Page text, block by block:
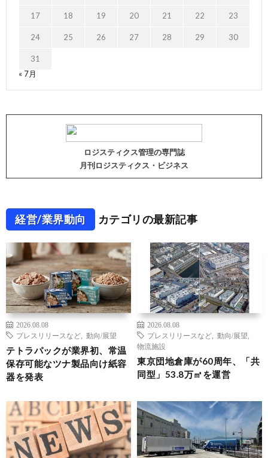
17 18 19 20 21 22 23
24 25 26 27 28 29 30
31
« 7月
ロジスティクス管理の専門誌
月刊ロジスティクス・ビジネス
経営/業界動向 カテゴリの最新記事
2026.08.08
プレスリリースなど
動向/展望
テトラパックが業界初、常温
保存可能なツナ製品向け紙容
器を発表
2026.08.08
プレスリリースなど
動向/展望
物流施設
東京団地倉庫が60周年、「共
同型」53.8万㎡を運営